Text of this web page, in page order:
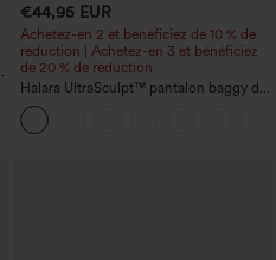
€44,95 EUR
Achetez-en 2 et bénéficiez de 10 % de
réduction | Achetez-en 3 et bénéficiez
de 20 % de réduction
Halara UltraSculpt™ pantalon baggy de
yoga taille haute à effet gainant pour le
ventre, à rayures color block, avec
poches